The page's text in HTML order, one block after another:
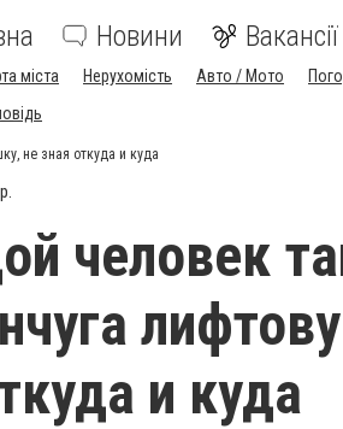
Новини Вакансії
міста Нерухомість Авто / Мото
не зная откуда и куда
человек
и куда